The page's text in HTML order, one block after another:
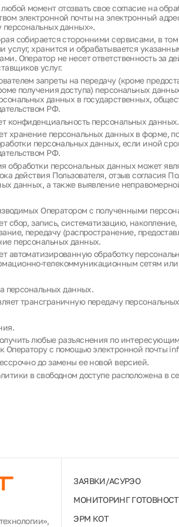
момент отозвать свое согласие на
электронной почты на электронный
персональных данных».
собирается сторонними сервисами, в
услуг, хранится и обрабатывается
Оператор не несет ответственность за
услуг.
запреты на передачу (кроме
получения доступа) персональных
данных в государственных,
РФ.
конфиденциальность персональных данных.
хранение персональных данных в форме,
персональных данных, если иной
РФ.
обработки персональных данных может
действия Пользователя, отзыв согласия
данных, а также выявление
Оператором с полученными
сбор, запись, систематизацию,
передачу (распространение,
персональных данных.
автоматизированную обработку
телекоммуникационным сетям или
персональных данных.
трансграничную передачу
любые разъяснения по
Оператору с помощью электронной почты
до замены ее новой версией.
в свободном доступе расположена в
ЗАЯВКИ/АСУРЭО
МОНИТОРИНГ
ЭРМ КОТ